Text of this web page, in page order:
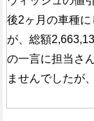
後2ヶ月の車種
が、総額
の一言に担当さ
ませんでしたが